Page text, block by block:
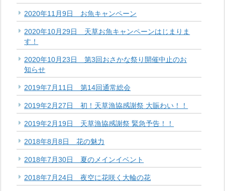
2020年11月9日 お魚キャンペーン
2020年10月29日 天草お魚キャンペーンはじまりま
す！
2020年10月23日 第3回おさかな祭り開催中止のお
知らせ
2019年7月11日 第14回通常総会
2019年2月27日 初！天草漁協感謝祭 大賑わい！！
2019年2月19日 天草漁協感謝祭 緊急予告！！
2018年8月8日 花の魅力
2018年7月30日 夏のメインイベント
2018年7月24日 夜空に花咲く大輪の花